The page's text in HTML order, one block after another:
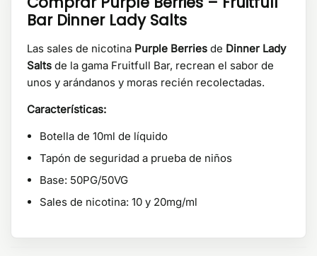
Bar Dinner Lady Salts
Las sales de nicotina Purple Berries de Dinner Lady
Salts de la gama Fruitfull Bar, recrean el sabor de
unos y arándanos y moras recién recolectadas.
Características:
Botella de 10ml de líquido
Tapón de seguridad a prueba de niños
Base: 50PG/50VG
Sales de nicotina: 10 y 20mg/ml